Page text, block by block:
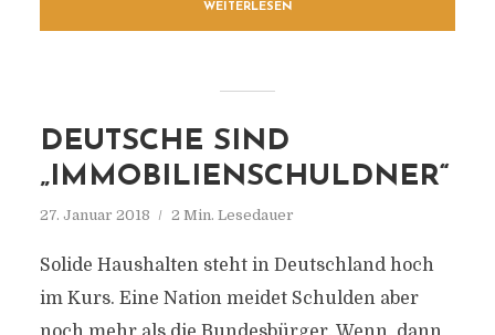
WEITERLESEN
DEUTSCHE SIND
„IMMOBILIENSCHULDNER“
27. Januar 2018 2 Min. Lesedauer
Solide Haushalten steht in Deutschland hoch
im Kurs. Eine Nation meidet Schulden aber